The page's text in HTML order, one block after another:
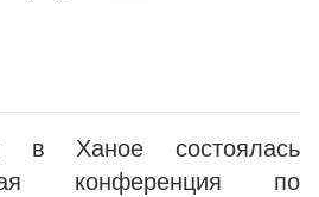
Ханое состоялась
конференция по